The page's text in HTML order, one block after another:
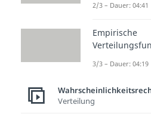
Nach
Studyflix zu
2/3 – Dauer: 04:41
Empirische
3/3 – Dauer: 04:19
Verteilung